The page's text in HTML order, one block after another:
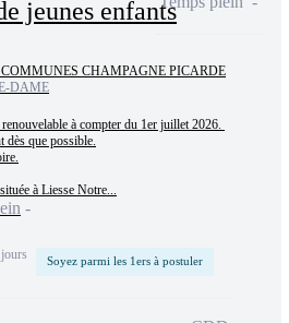
jeunes enfants
CHAMPAGNE PICARDE
DAME
à compter du 1er juillet 2026.
dès que possible.
à Liesse Notre...
Soyez parmi les 1ers à postuler